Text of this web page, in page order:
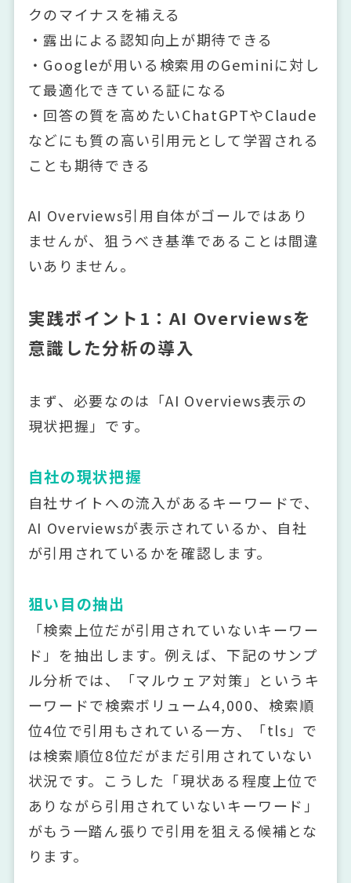
クのマイナスを補える
・露出による認知向上が期待できる
・Googleが用いる検索用のGeminiに対し
て最適化できている証になる
・回答の質を高めたいChatGPTやClaude
などにも質の高い引用元として学習される
ことも期待できる
AI Overviews引用自体がゴールではあり
ませんが、狙うべき基準であることは間違
いありません。
実践ポイント1：AI Overviewsを
意識した分析の導入
まず、必要なのは「AI Overviews表示の
現状把握」です。
自社の現状把握
自社サイトへの流入があるキーワードで、
AI Overviewsが表示されているか、自社
が引用されているかを確認します。
狙い目の抽出
「検索上位だが引用されていないキーワー
ド」を抽出します。例えば、下記のサンプ
ル分析では、「マルウェア対策」というキ
ーワードで検索ボリューム4,000、検索順
位4位で引用もされている一方、「tls」で
は検索順位8位だがまだ引用されていない
状況です。こうした「現状ある程度上位で
ありながら引用されていないキーワード」
がもう一踏ん張りで引用を狙える候補とな
ります。